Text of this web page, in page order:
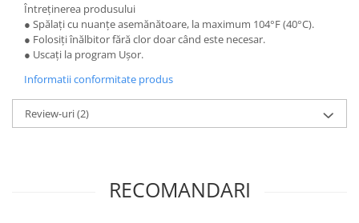
Întreținerea produsului
● Spălați cu nuanțe asemănătoare, la maximum 104°F (40°C).
● Folosiți înălbitor fără clor doar când este necesar.
● Uscați la program Ușor.
Informatii conformitate produs
Review-uri(2)
RECOMANDARI